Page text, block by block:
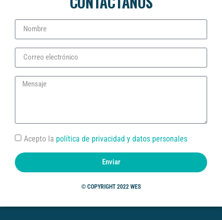
Acepto la política de privacidad y datos personales
Enviar
© COPYRIGHT 2022 WES